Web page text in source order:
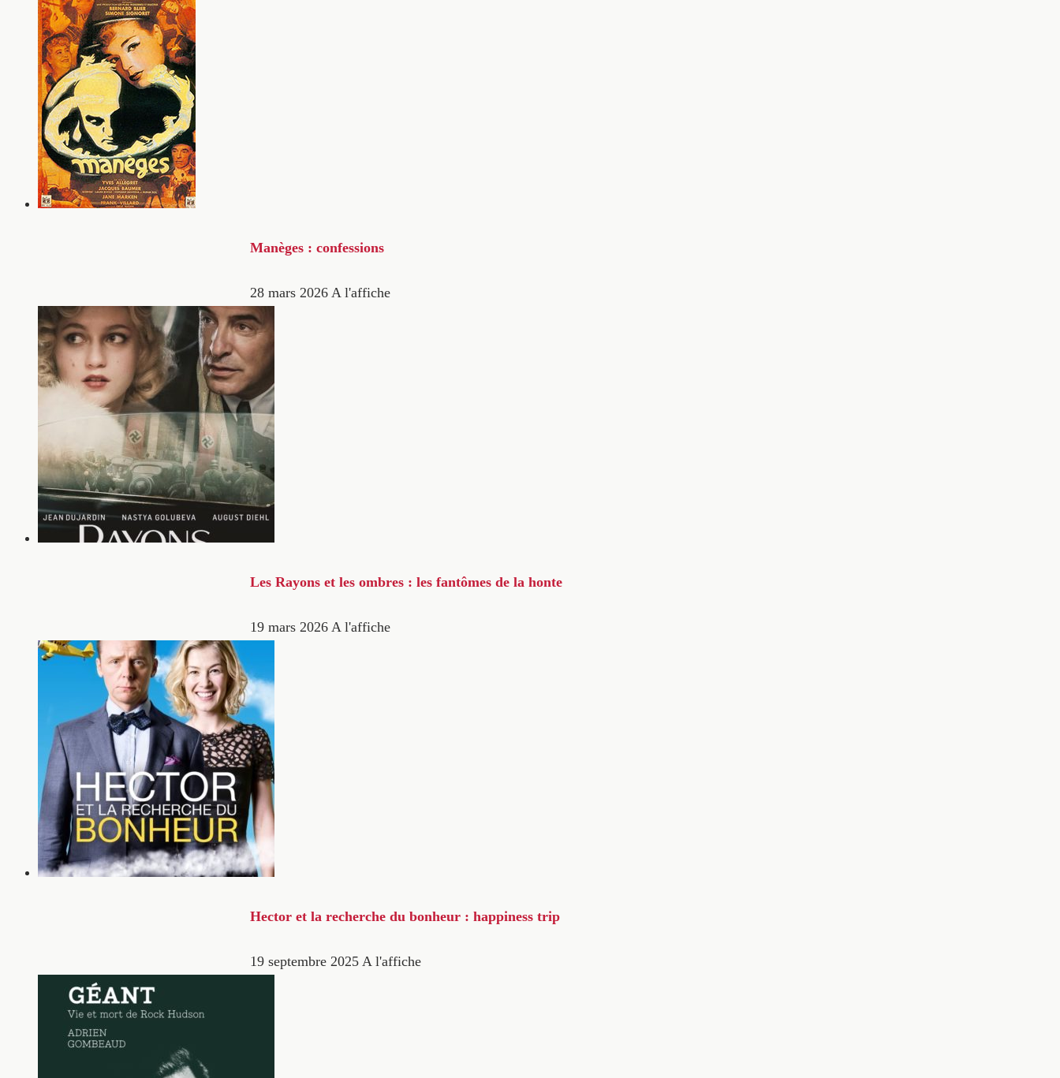
Manèges : confessions
28 mars 2026 A l'affiche
Les Rayons et les ombres : les fantômes de la honte
19 mars 2026 A l'affiche
Hector et la recherche du bonheur : happiness trip
19 septembre 2025 A l'affiche